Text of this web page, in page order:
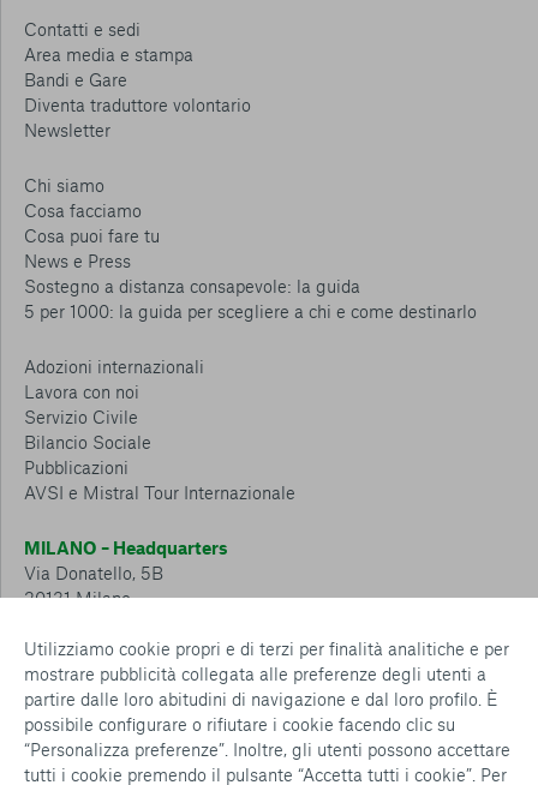
Utilizziamo cookie propri e di terzi per finalità analitiche e per
mostrare pubblicità collegata alle preferenze degli utenti a
partire dalle loro abitudini di navigazione e dal loro profilo. È
possibile configurare o rifiutare i cookie facendo clic su
“Personalizza preferenze”. Inoltre, gli utenti possono accettare
tutti i cookie premendo il pulsante “Accetta tutti i cookie”. Per
Contatti e sedi
Area media e stampa
Bandi e Gare
Diventa traduttore volontario
Newsletter
Chi siamo
Cosa facciamo
Cosa puoi fare tu
News e Press
Sostegno a distanza consapevole: la guida
5 per 1000: la guida per scegliere a chi e come destinarlo
Adozioni internazionali
Lavora con noi
Servizio Civile
Bilancio Sociale
Pubblicazioni
AVSI e Mistral Tour Internazionale
MILANO – Headquarters
Via Donatello, 5B
20131 Milano
CESENA – Sostegno a distanza
Via Padre Vicinio da Sarsina, 216
47521 Cesena
Tel.: 0547 360 811